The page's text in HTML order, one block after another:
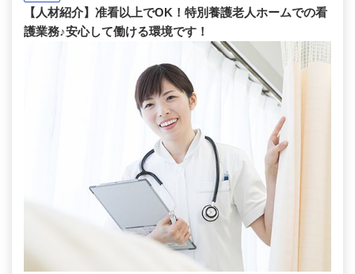
【人材紹介】准看以上でOK！特別養護老人ホームでの看
護業務♪安心して働ける環境です！